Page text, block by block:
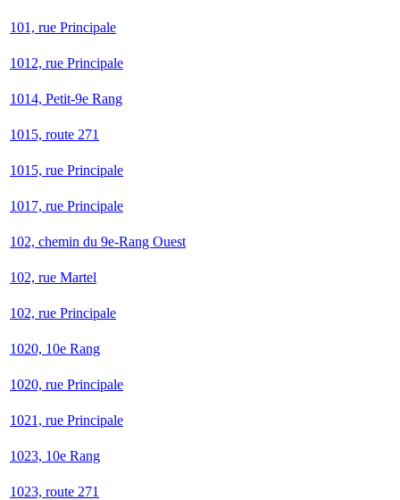
101, rue Principale
1012, rue Principale
1014, Petit-9e Rang
1015, route 271
1015, rue Principale
1017, rue Principale
102, chemin du 9e-Rang Ouest
102, rue Martel
102, rue Principale
1020, 10e Rang
1020, rue Principale
1021, rue Principale
1023, 10e Rang
1023, route 271